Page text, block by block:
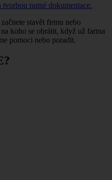
nutné dokumentace.
stavět firmu nebo
koho se obrátit, když už farma
pomoci nebo poradit.